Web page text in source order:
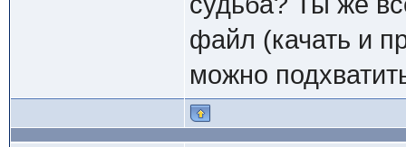
файл (качать и
можно